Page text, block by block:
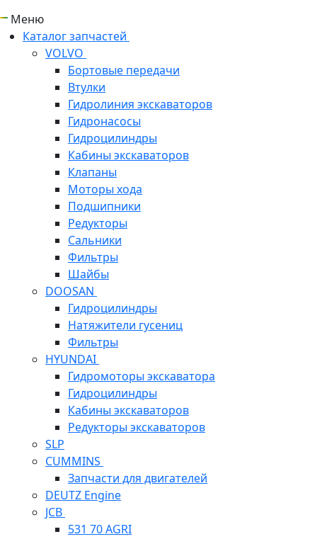
Меню
Каталог запчастей
VOLVO
Бортовые передачи
Втулки
Гидролиния экскаваторов
Гидронасосы
Гидроцилиндры
Кабины экскаваторов
Клапаны
Моторы хода
Подшипники
Редукторы
Сальники
Фильтры
Шайбы
DOOSAN
Гидроцилиндры
Натяжители гусениц
Фильтры
HYUNDAI
Гидромоторы экскаватора
Гидроцилиндры
Кабины экскаваторов
Редукторы экскаваторов
SLP
CUMMINS
Запчасти для двигателей
DEUTZ Engine
JCB
531 70 AGRI